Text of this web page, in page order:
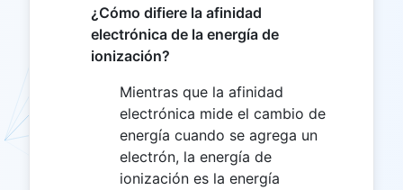
¿Cómo difiere la afinidad
electrónica de la energía de
ionización?
Mientras que la afinidad
electrónica mide el cambio de
energía cuando se agrega un
electrón, la energía de
ionización es la energía